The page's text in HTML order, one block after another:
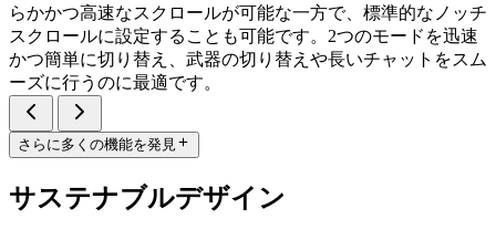
らかかつ高速なスクロールが可能な一方で、標準的なノッチ
スクロールに設定することも可能です。2つのモードを迅速
かつ簡単に切り替え、武器の切り替えや長いチャットをスム
ーズに行うのに最適です。
さらに多くの機能を発見
サステナブルデザイン